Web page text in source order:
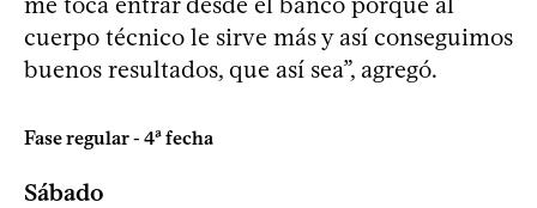
cuerpo técnico le sirve más y así conseguimos
buenos resultados, que así sea”, agregó.
Fase regular - 4ª fecha
Sábado